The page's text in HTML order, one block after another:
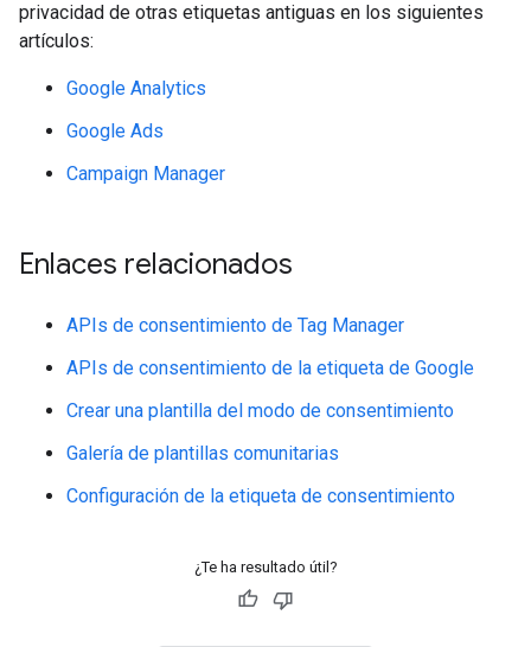
privacidad de otras etiquetas antiguas en los siguientes
artículos:
Google Analytics
Google Ads
Campaign Manager
Enlaces relacionados
APIs de consentimiento de Tag Manager
APIs de consentimiento de la etiqueta de Google
Crear una plantilla del modo de consentimiento
Galería de plantillas comunitarias
Configuración de la etiqueta de consentimiento
¿Te ha resultado útil?